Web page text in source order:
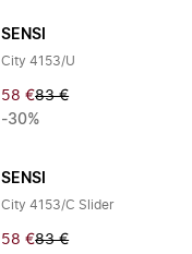
SENSI
City 4153/U
58 €83 €
-30%
SENSI
City 4153/C Slider
58 €83 €